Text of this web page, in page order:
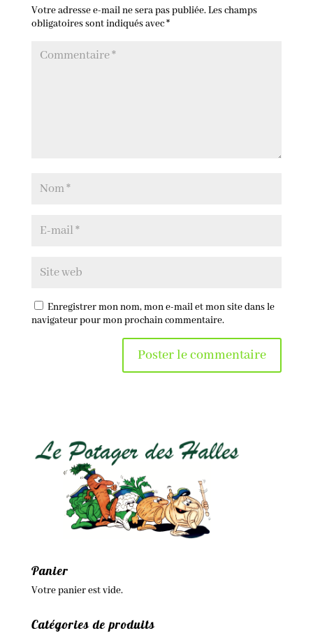
Votre adresse e-mail ne sera pas publiée.Les champs
obligatoires sont indiqués avec*
Enregistrer mon nom, mon e-mail et mon site dans le
navigateur pour mon prochain commentaire.
Panier
Votre panier est vide.
Catégories de produits